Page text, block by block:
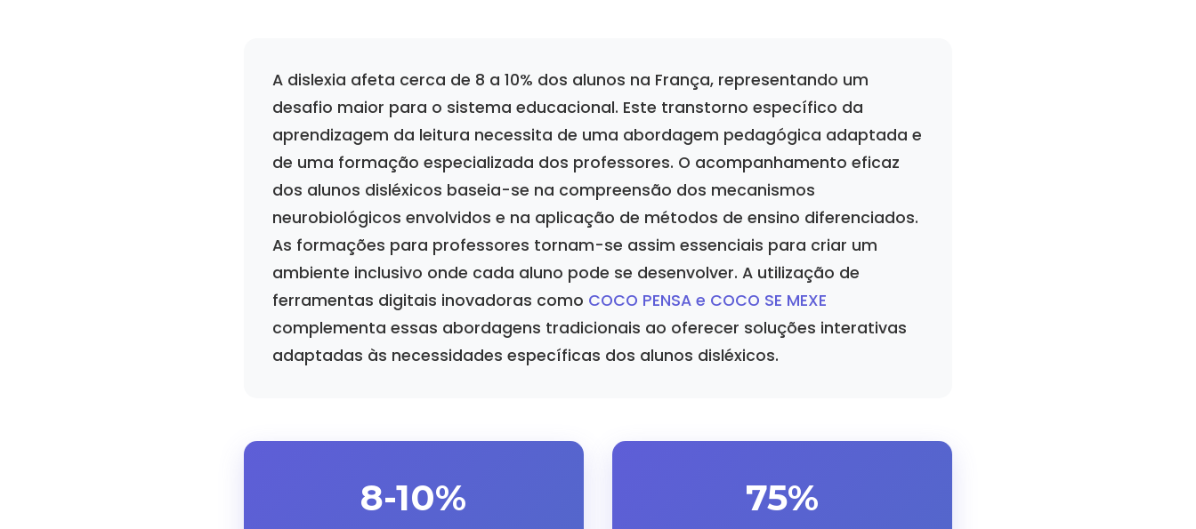
A dislexia afeta cerca de 8 a 10% dos alunos na França, representando um
desafio maior para o sistema educacional. Este transtorno específico da
aprendizagem da leitura necessita de uma abordagem pedagógica adaptada e
de uma formação especializada dos professores. O acompanhamento eficaz
dos alunos disléxicos baseia-se na compreensão dos mecanismos
neurobiológicos envolvidos e na aplicação de métodos de ensino diferenciados.
As formações para professores tornam-se assim essenciais para criar um
ambiente inclusivo onde cada aluno pode se desenvolver. A utilização de
ferramentas digitais inovadoras como COCO PENSA e COCO SE MEXE
complementa essas abordagens tradicionais ao oferecer soluções interativas
adaptadas às necessidades específicas dos alunos disléxicos.
8-10% 75%